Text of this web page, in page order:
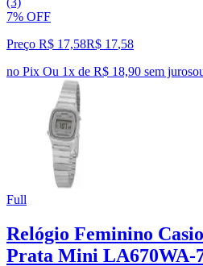
7% OFF
Preço R$ 17,58R$ 17,58
no Pix Ou 1x de R$ 18,90 sem juros
Full
Relógio Feminino
Prata Mini LA670WA-